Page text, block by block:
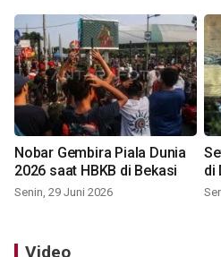
Nobar Gembira Piala Dunia
2026 saat HBKB di Bekasi
Senin, 29 Juni 2026
di
Video